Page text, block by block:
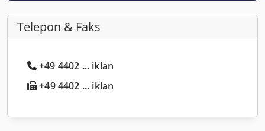
Telepon & Faks
+49 4402 ... iklan
+49 4402 ... iklan